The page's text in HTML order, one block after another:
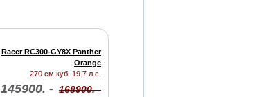
Racer RC300-GY8X Panther
Orange
270 см.куб. 19.7 л.с.
145900. - 168900. -